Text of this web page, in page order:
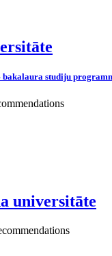
bakalaura studiju
universitāte